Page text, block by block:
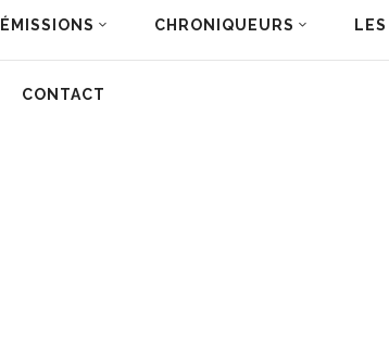
ÉMISSIONS CHRONIQUEURS
CONTACT